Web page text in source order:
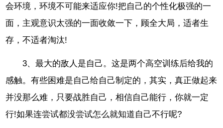
会环境，环境不可能来适应你!把自己的个性化极强的一
面，主观意识太强的一面收敛一下，顾全大局，适者生
存，不适者淘汰!
3、最大的敌人是自己。这是两个高空训练后给我的
感触。有些困难是自己给自己制定的，其实，真正做起来
并没那么难，只要战胜自己，相信自己能行，你就一定
行!如果连尝试都没尝试怎么就知道自己不行呢?